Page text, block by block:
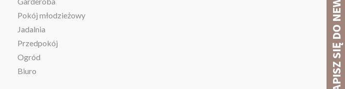
Pokój młodzieżowy
Jadalnia
Przedpokój
Ogród
Biuro